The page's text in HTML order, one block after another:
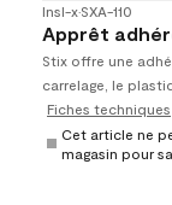
Insl-x•SXA-110
Apprêt
Stix offre une
carrelage, le
Fiches techniques
Cet article ne
magasin pour